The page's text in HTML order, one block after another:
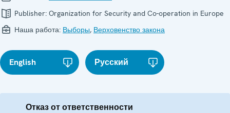
Publisher: Organization for Security and Co-operation in Europe
Наша работа: Выборы, Верховенство закона
English Русский
Отказ от ответственности